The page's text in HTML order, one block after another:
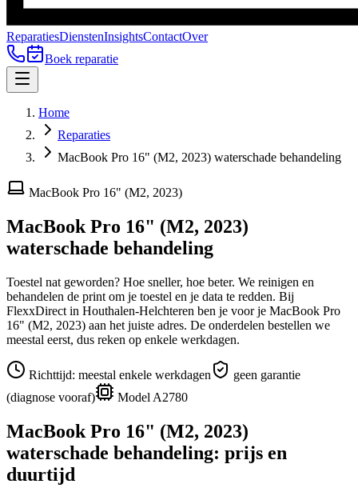
ReparatiesDienstenInsightsContactOver
Boek reparatie
Home
Reparaties
MacBook Pro 16" (M2, 2023) waterschade behandeling
MacBook Pro 16" (M2, 2023)
MacBook Pro 16" (M2, 2023)
waterschade behandeling
Toestel nat geworden? Hoe sneller, hoe beter. We reinigen en
behandelen de print om je toestel en je data te redden. Bij
FlexxDirect in Houthalen-Helchteren ben je voor je MacBook Pro
16" (M2, 2023) aan het juiste adres. De onderdelen bestellen we
meestal eerst, dus reken op enkele werkdagen.
Richttijd: meestal enkele werkdagen
geen garantie
(diagnose vooraf)
Model A2780
MacBook Pro 16" (M2, 2023)
waterschade behandeling: prijs en
duurtijd